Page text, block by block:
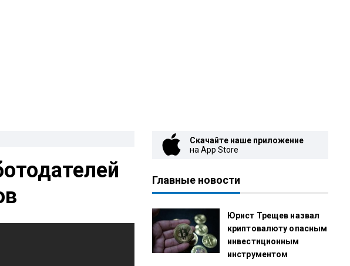
Скачайте наше приложение
на App Store
Главные новости
Юрист Трещев назвал
криптовалюту опасным
инвестиционным
инструментом